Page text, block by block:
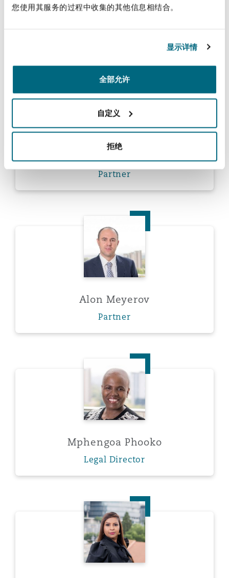
您使用其服务的过程中收集的其他信息相结合。
显示详情
全部允许
自定义
拒绝
Daniel Le Roux
Christopher MacRoberts
Partner
Alon Meyerov
Partner
Mphengoa Phooko
Legal Director
Reshana Pillay